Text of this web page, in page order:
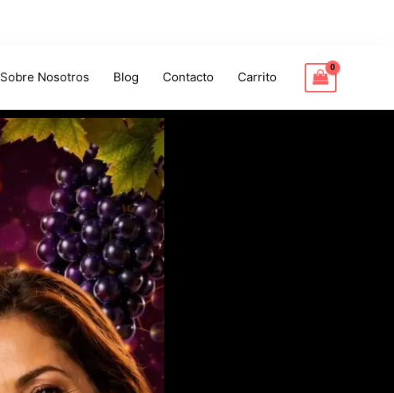
Sobre Nosotros Blog Contacto Carrito